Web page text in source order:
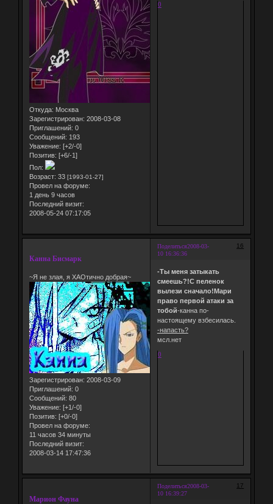
Откуда: Москва
Зарегистрирован: 2008-03-08
Приглашений: 0
Сообщений: 193
Уважение: [+2/-0]
Позитив: [+6/-1]
Пол:
Возраст: 33 [1993-01-27]
Провел на форуме:
1 день 9 часов
Последний визит:
2008-05-24 07:17:05
0
Поделиться 16
2008-03-
10 16:36:36
Канна Бисмарк
~Я не злая, я ХАОтично добрая~
Зарегистрирован: 2008-03-09
Приглашений: 0
Сообщений: 80
Уважение: [+1/-0]
Позитив: [+0/-0]
Провел на форуме:
11 часов 34 минуты
Последний визит:
2008-03-14 17:47:36
-Ты меня затыкать
смеешь?!С пеленок
вылези сначало!Мари
право первой атаки за
тобой-канна по-
настоящему взбесилась.
-напасть?
мсл.нет
0
Поделиться 17
2008-03-
10 16:39:27
Марион Фауна